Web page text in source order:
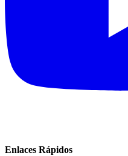
Enlaces Rápidos